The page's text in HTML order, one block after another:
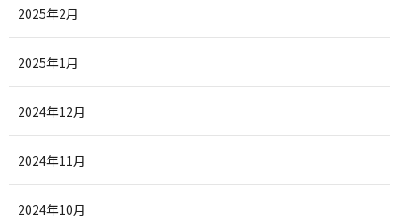
2025年2月
2025年1月
2024年12月
2024年11月
2024年10月